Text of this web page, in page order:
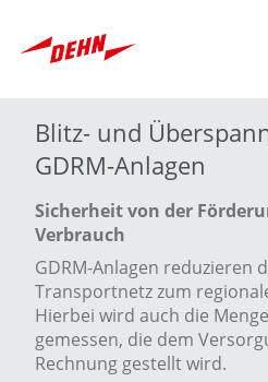
main
Blitz- und
GDRM-Anlagen
Sicherheit von der
Verbrauch
GDRM-Anlagen reduzieren
Transportnetz zum
Hierbei wird auch die
gemessen, die dem
Rechnung gestellt wird.